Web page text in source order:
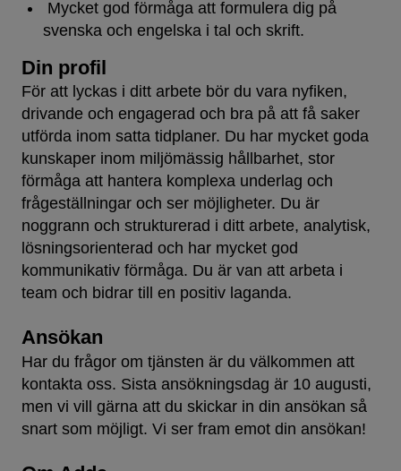
Mycket god förmåga att formulera dig på
svenska och engelska i tal och skrift.
Din profil
För att lyckas i ditt arbete bör du vara nyfiken,
drivande och engagerad och bra på att få saker
utförda inom satta tidplaner. Du har mycket goda
kunskaper inom miljömässig hållbarhet, stor
förmåga att hantera komplexa underlag och
frågeställningar och ser möjligheter. Du är
noggrann och strukturerad i ditt arbete, analytisk,
lösningsorienterad och har mycket god
kommunikativ förmåga. Du är van att arbeta i
team och bidrar till en positiv laganda.
Ansökan
Har du frågor om tjänsten är du välkommen att
kontakta oss. Sista ansökningsdag är 10 augusti,
men vi vill gärna att du skickar in din ansökan så
snart som möjligt. Vi ser fram emot din ansökan!